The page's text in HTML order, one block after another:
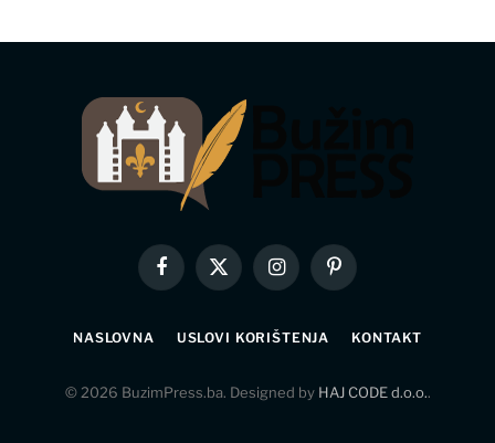
Facebook
X
(Twitter)
InstagramPinterest
NASLOVNA USLOVI KORIŠTENJA KONTAKT
© 2026 BuzimPress.ba. Designed by HAJ CODE d.o.o..